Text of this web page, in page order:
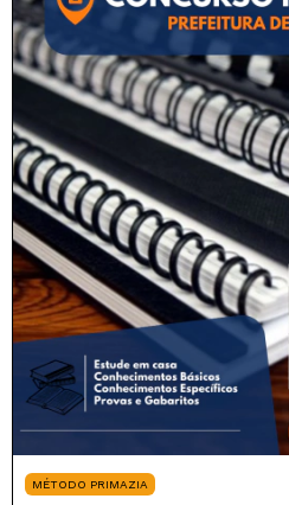
MÉTODO PRIMAZIA